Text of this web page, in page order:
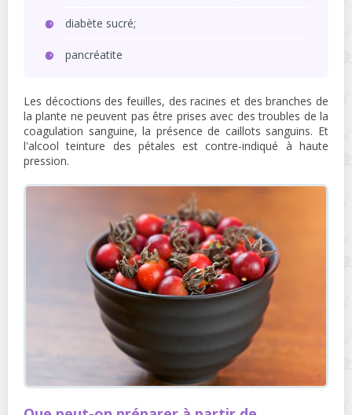
diabète sucré;
pancréatite
Les décoctions des feuilles, des racines et des branches de
la plante ne peuvent pas être prises avec des troubles de la
coagulation sanguine, la présence de caillots sanguins. Et
l'alcool teinture des pétales est contre-indiqué à haute
pression.